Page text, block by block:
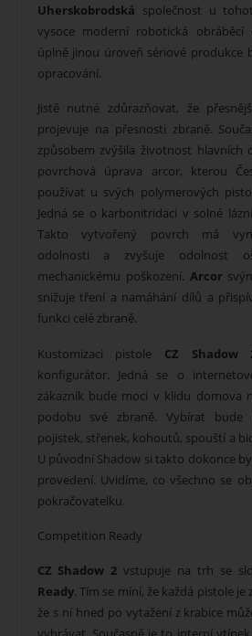
Uherskobrodská společnost u
vysoce moderní robotická obráběcí
úplně jinou úroveň sériové produkce
opracování.
Jistě nutné zdůrazňovat, že
projevuje na přesnosti zbraně.
způsobem zvýšila životnost hlavních
povrchová úprava arcor, kterou
používat u svých polymerových
Jedná se o karbonitridaci v solné
Takto vytvořený povrch má
odolnosti a zvyšuje odolnost
mechanickému poškození. Arcor
snižuje tření a namáhání dílů a
funkci celé zbraně.
Kustomizaci pistole CZ Shadow
konfigurátor. Jedná se o
zákazník bude moci v klidu domova
podobu své zbraně. Vybírat bude
pojistek, střenek, kohoutů, spouští a
U původní Shadow si takto dokonce
provedení. Uvidíme, co všechno se
pokračovatelku.
Competition Ready
CZ Shadow 2 vstupuje na trh se
Ready. Tím se míní, že každá pistole
že s ní hned po vytažení z krabice